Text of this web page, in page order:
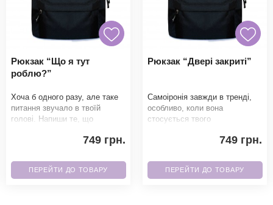
Рюкзак “Що я тут
роблю?”
Хоча б одного разу, але таке
питання звучало в твоїй
голові. Напиши те, що
749 грн.
ПЕРЕЙТИ ДО ТОВАРУ
Рюкзак “Двері закриті”
Самоіронія завжди в тренді,
особливо, коли вона
стосується твого
Напиши те, що думаєш. Всі бу
749 грн.
ПЕРЕЙТИ ДО ТОВАРУ